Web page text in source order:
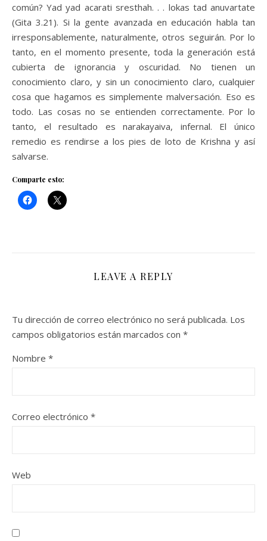
común? Yad yad acarati sresthah. . . lokas tad anuvartate
(Gita 3.21). Si la gente avanzada en educación habla tan
irresponsablemente, naturalmente, otros seguirán. Por lo
tanto, en el momento presente, toda la generación está
cubierta de ignorancia y oscuridad. No tienen un
conocimiento claro, y sin un conocimiento claro, cualquier
cosa que hagamos es simplemente malversación. Eso es
todo. Las cosas no se entienden correctamente. Por lo
tanto, el resultado es narakayaiva, infernal. El único
remedio es rendirse a los pies de loto de Krishna y así
salvarse.
Comparte esto:
LEAVE A REPLY
Tu dirección de correo electrónico no será publicada. Los
campos obligatorios están marcados con *
Nombre *
Correo electrónico *
Web